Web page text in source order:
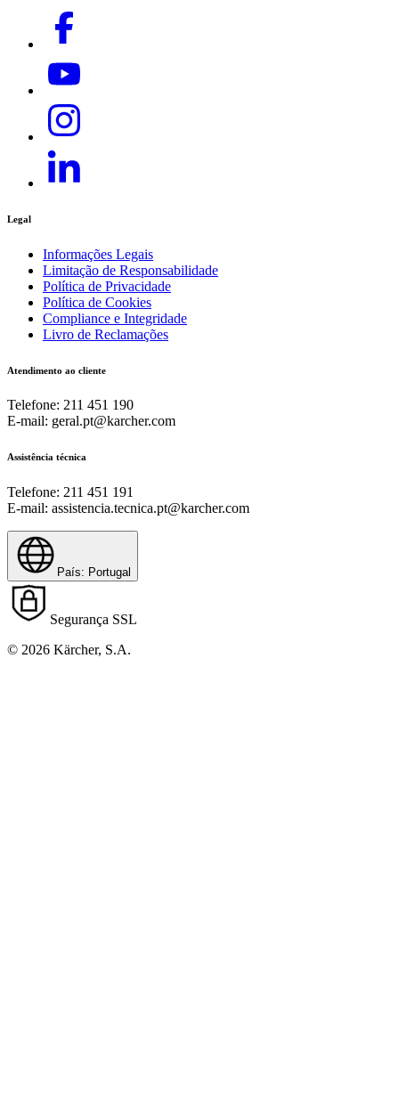
Legal
Informações Legais
Limitação de Responsabilidade
Política de Privacidade
Política de Cookies
Compliance e Integridade
Livro de Reclamações
Atendimento ao cliente
Telefone: 211 451 190
E-mail: geral.pt@karcher.com
Assistência técnica
Telefone: 211 451 191
E-mail: assistencia.tecnica.pt@karcher.com
País: Portugal
Segurança SSL
© 2026 Kärcher, S.A.